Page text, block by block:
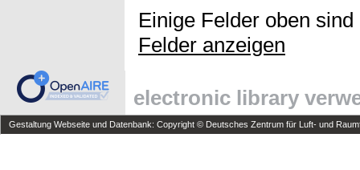
Einige Felder oben
Felder anzeigen
electronic library
Gestaltung Webseite und Datenbank: Copyright © Deutsches Zentrum für Luft- und